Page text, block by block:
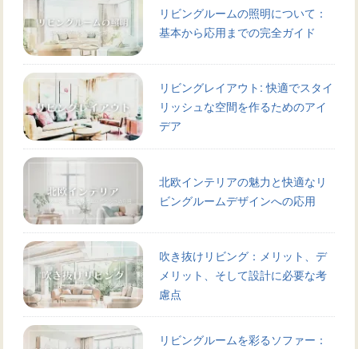
リビングルームの照明について：
基本から応用までの完全ガイド
リビングレイアウト: 快適でスタイ
リッシュな空間を作るためのアイ
デア
北欧インテリアの魅力と快適なリ
ビングルームデザインへの応用
吹き抜けリビング：メリット、デ
メリット、そして設計に必要な考
慮点
リビングルームを彩るソファー：